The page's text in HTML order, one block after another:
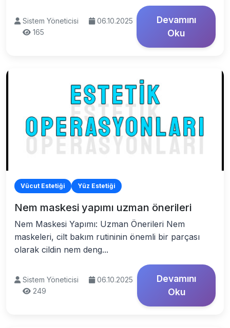
Sistem Yöneticisi
06.10.2025
165
Devamını
Oku
Vücut Estetiği Yüz Estetiği
Nem maskesi yapımı uzman önerileri
Nem Maskesi Yapımı: Uzman Önerileri Nem
maskeleri, cilt bakım rutininin önemli bir parçası
olarak cildin nem deng...
Sistem Yöneticisi
06.10.2025
249
Devamını
Oku